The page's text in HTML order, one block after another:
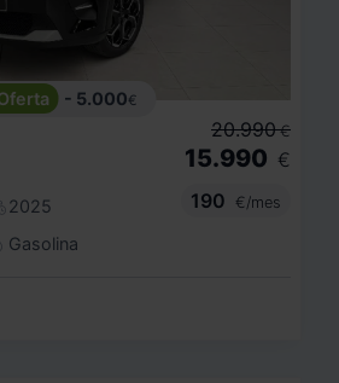
- 5.000€
2025
Gasolina
20.990 €
15.990 €
190
€/mes